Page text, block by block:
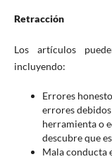
Retracción
Los artículos
incluyendo:
Errores
errores debidos
herramienta o
descubre que
Mala conducta